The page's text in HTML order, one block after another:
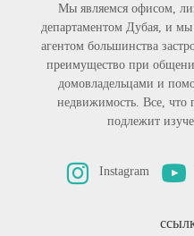
Мы являемся офисом,
департаментом Дубая, и мы
агентом большинства
преимущество при
домовладельцами и
недвижимость. Все, что
подлежит
Instagram